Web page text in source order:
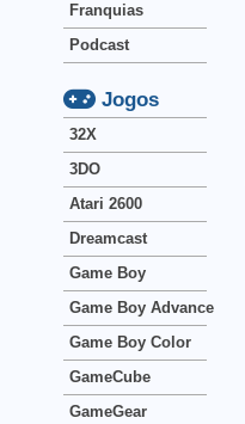
Franquias
Podcast
Jogos
32X
3DO
Atari 2600
Dreamcast
Game Boy
Game Boy Advance
Game Boy Color
GameCube
GameGear